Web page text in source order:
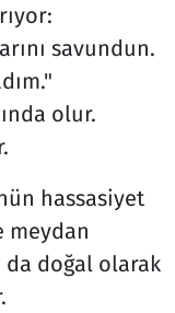
savundun.
olur.
hassasiyet
meydan
da doğal olarak